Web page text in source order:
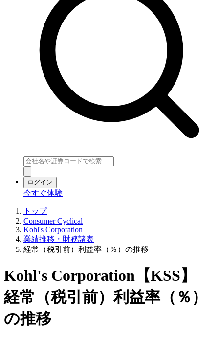
ログイン
今すぐ体験
トップ
Consumer Cyclical
Kohl's Corporation
業績推移・財務諸表
経常（税引前）利益率（％）の推移
Kohl's Corporation【KSS】
経常（税引前）利益率（％）
の推移